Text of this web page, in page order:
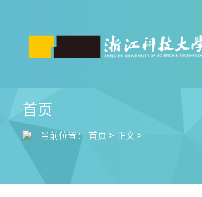
首页
当前位置： 首页 > 正文 >